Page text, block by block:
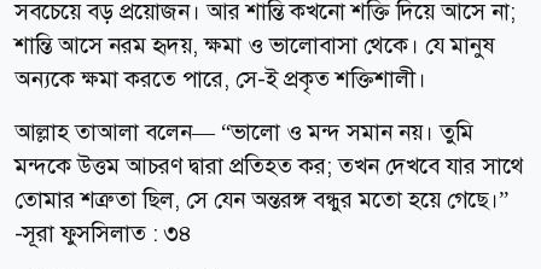
সবচেয়ে বড় প্রয়োজন। আর শান্তি কখনো শক্তি দিয়ে আসে না;
শান্তি আসে নরম হৃদয়, ক্ষমা ও ভালোবাসা থেকে। যে মানুষ
অন্যকে ক্ষমা করতে পারে, সে-ই প্রকৃত শক্তিশালী।
আল্লাহ তাআলা বলেন— “ভালো ও মন্দ সমান নয়। তুমি
মন্দকে উত্তম আচরণ দ্বারা প্রতিহত কর; তখন দেখবে যার সাথে
তোমার শত্রুতা ছিল, সে যেন অন্তরঙ্গ বন্ধুর মতো হয়ে গেছে।”
-সূরা ফুসসিলাত : ৩৪